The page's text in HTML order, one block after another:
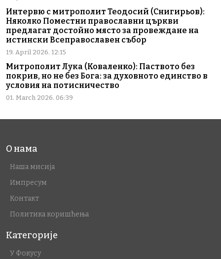
Интервю с митрополит Теодосий (Снигирьов):
Няколко Поместни православни църкви
предлагат достойно място за провеждане на
истински Всеправославен събор
19. April 2026. 12:15
Митрополит Лука (Коваленко): Паството без
покрив, но не без Бога: за духовното единство в
условия на потисничество
01. March 2026. 06:39
О нама
Наша мисија
Импресум
Контакт
Политика коришћења
Категорије
У Фокусу